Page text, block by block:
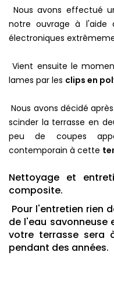
Nous avons effectué
notre ouvrage à l'aide
électroniques
Vient ensuite le
lames par les clips en
Nous avons décidé
scinder la terrasse en
peu de coupes
contemporain à cette
Nettoyage et
composite.
Pour l'entretien rien
de l'eau savonneuse
votre terrasse sera
pendant des